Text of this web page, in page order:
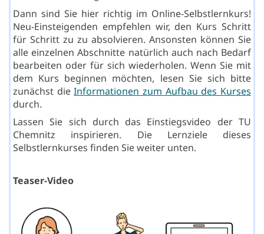
Dann sind Sie hier richtig im Online-Selbstlernkurs!
Neu-Einsteigenden empfehlen wir, den Kurs Schritt
für Schritt zu zu absolvieren. Ansonsten können Sie
alle einzelnen Abschnitte natürlich auch nach Bedarf
bearbeiten oder für sich wiederholen. Wenn Sie mit
dem Kurs beginnen möchten, lesen Sie sich bitte
zunächst dieInformationen zum Aufbau des Kurses
durch.
Lassen Sie sich durch das Einstiegsvideo der TU
Chemnitz inspirieren. Die Lernziele dieses
Selbstlernkurses finden Sie weiter unten.
Teaser-Video